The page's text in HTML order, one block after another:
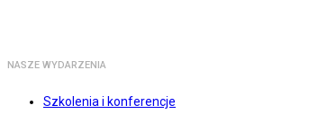
NASZE WYDARZENIA
Szkolenia i konferencje